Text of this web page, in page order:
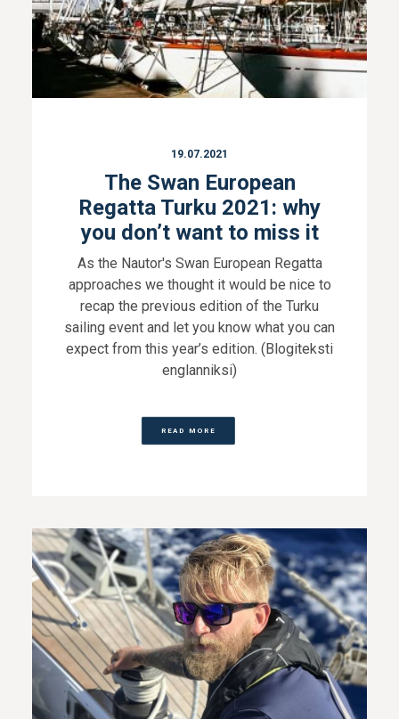
19.07.2021
The Swan European
Regatta Turku 2021: why
you don’t want to miss it
As the Nautor's Swan European Regatta
approaches we thought it would be nice to
recap the previous edition of the Turku
sailing event and let you know what you can
expect from this year’s edition. (Blogiteksti
englanniksi)
READ MORE